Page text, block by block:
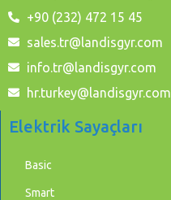
+90 (232) 472 15 45
sales.tr@landisgyr.com
info.tr@landisgyr.com
hr.turkey@landisgyr.com
Elektrik Sayaçları
Basic
Smart